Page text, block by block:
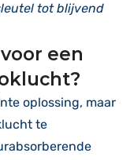
tot blijvend
een
oplossing, maar
te